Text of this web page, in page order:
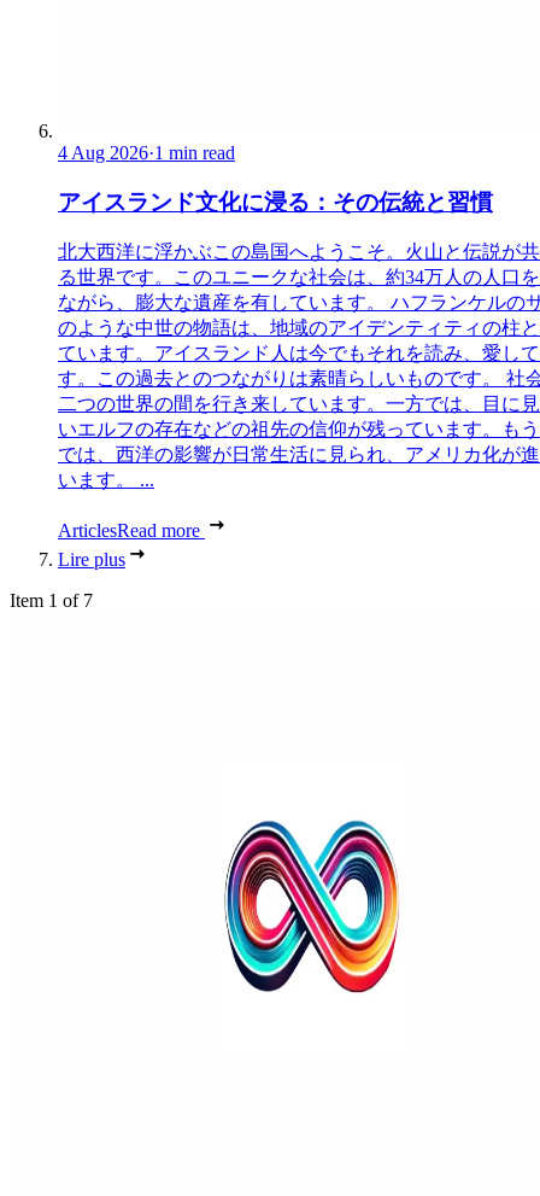
4 Aug 2026·1 min read
アイスランド文化に浸る：その伝統と習慣
北大西洋に浮かぶこの島国へようこそ。火山と伝説が
る世界です。このユニークな社会は、約34万人の人口
ながら、膨大な遺産を有しています。 ハフランケルの
のような中世の物語は、地域のアイデンティティの柱
ています。アイスランド人は今でもそれを読み、愛し
す。この過去とのつながりは素晴らしいものです。 社
二つの世界の間を行き来しています。一方では、目に
いエルフの存在などの祖先の信仰が残っています。も
では、西洋の影響が日常生活に見られ、アメリカ化が
います。 ...
ArticlesRead more
Lire plus
Item 1 of 7